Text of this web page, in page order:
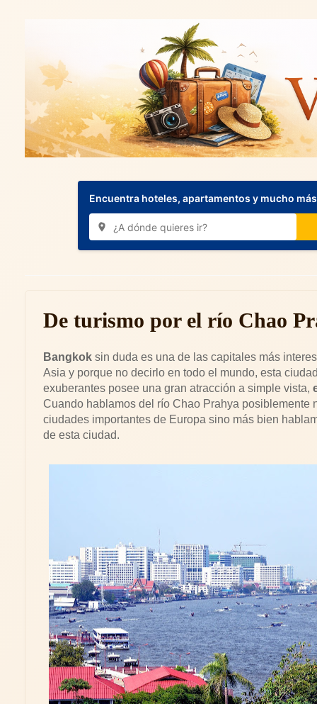
Encuentra hoteles, apartamentos y mucho
De turismo por el río Chao
Bangkok sin duda es una de las capitales más
Asia y porque no decirlo en todo el mundo, esta
exuberantes posee una gran atracción a simple vista,
Cuando hablamos del río Chao Prahya posiblemente
ciudades importantes de Europa sino más bien
de esta ciudad.